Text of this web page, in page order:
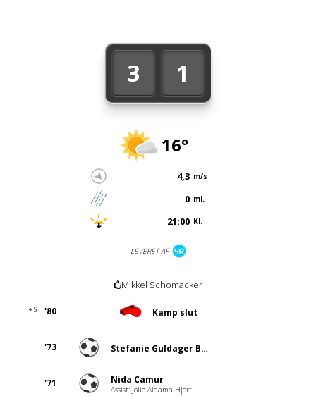
3 1
16°
4,3 m/s
0 ml.
21:00 Kl.
LEVERET AF
Mikkel Schomacker
'80
+5 Kamp slut
'73 Stefanie Guldager Buus
'71 Nida Camur
Assist: Jolie Aldama Hjort